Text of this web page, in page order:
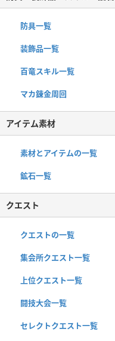
防具一覧
装飾品一覧
百竜スキル一覧
マカ錬金周回
アイテム素材
素材とアイテムの一覧
鉱石一覧
クエスト
クエストの一覧
集会所クエスト一覧
上位クエスト一覧
闘技大会一覧
セレクトクエスト一覧